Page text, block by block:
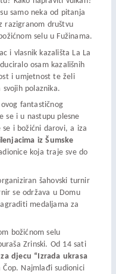
samo neka od pitanja
razigranom društvu
selu u Fužinama.
i vlasnik kazališta La La
osam kazališnih
i umjetnost te želi
polaznika.
fantastičnog
se i u nastupu plesne
i božićni darovi, a iza
iz Šumske
koja traje sve do
šahovski turnir
se održava u Domu
medaljama za
božićnom selu
Zrinski. Od 14 sati
djecu “Izrada ukrasa
Čop. Najmlađi sudionici